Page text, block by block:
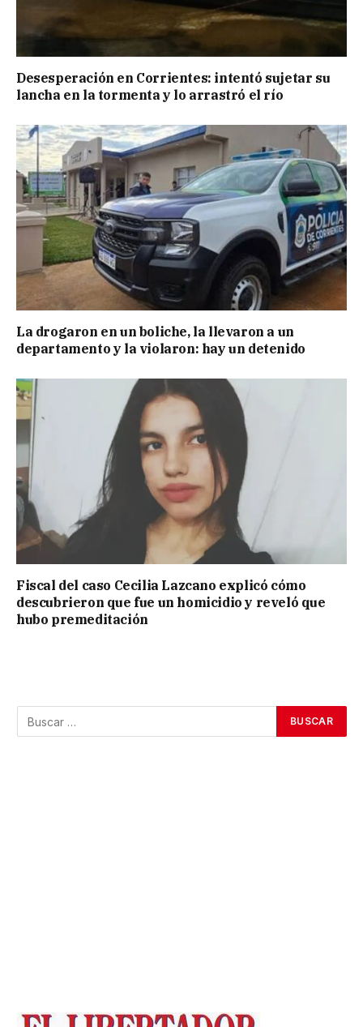
Desesperación en Corrientes: intentó sujetar su
lancha en la tormenta y lo arrastró el río
La drogaron en un boliche, la llevaron a un
departamento y la violaron: hay un detenido
Fiscal del caso Cecilia Lazcano explicó cómo
descubrieron que fue un homicidio y reveló que
hubo premeditación